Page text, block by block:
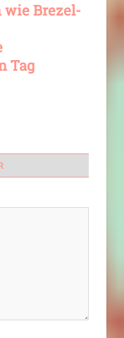
wie Brezel-
Tag